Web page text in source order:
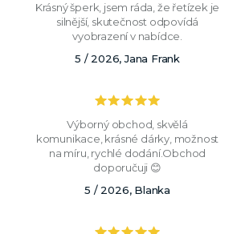
Krásný šperk, jsem ráda, že řetízek je
silnější, skutečnost odpovídá
vyobrazení v nabídce.
5 / 2026, Jana Frank
Výborný obchod, skvělá
komunikace, krásné dárky, možnost
na míru, rychlé dodání.Obchod
doporučuji 😊
5 / 2026, Blanka